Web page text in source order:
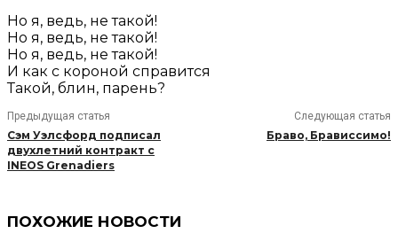
Но я, ведь, не такой!
Но я, ведь, не такой!
Но я, ведь, не такой!
И как с короной справится
Такой, блин, парень?
Предыдущая статья
Сэм Уэлсфорд подписал
двухлетний контракт с
INEOS Grenadiers
Следующая статья
Браво, Брависсимо!
ПОХОЖИЕ НОВОСТИ